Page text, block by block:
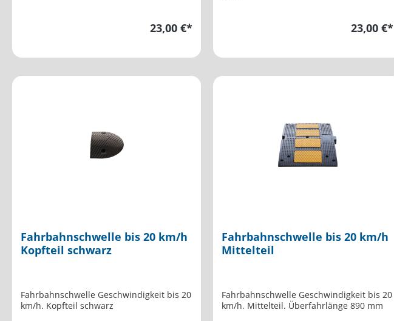
23,00 €* 23,00 €*
Fahrbahnschwelle bis 20 km/h
Kopfteil schwarz
Fahrbahnschwelle Geschwindigkeit bis 20
km/h. Kopfteil schwarz
Fahrbahnschwelle bis 20 km/h
Mittelteil
Fahrbahnschwelle Geschwindigkeit bis 20
km/h. Mittelteil. Überfahrlänge 890 mm